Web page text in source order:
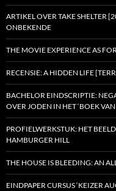
ARTIKEL OVER TAKE SHELTER
ONBEKENDE
THE MOVIE EXPERIENCE AS
RECENSIE: A HIDDEN LIFE
BACHELOR EINDSCRIPTIE:
OVER JODEN IN HET ‘BOEK
PROFIELWERKSTUK: HET
HAMBURGER HILL
THE HOUSE IS BLEEDING: AN
EINDPAPER CURSUS ‘KEIZER